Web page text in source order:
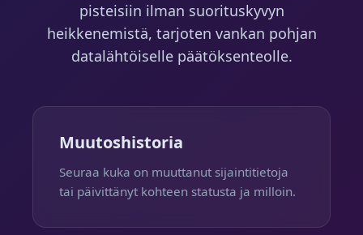
pisteisiin ilman suorituskyvyn
heikkenemistä, tarjoten vankan pohjan
datalähtöiselle päätöksenteolle.
Muutoshistoria
Seuraa kuka on muuttanut sijaintitietoja
tai päivittänyt kohteen statusta ja milloin.